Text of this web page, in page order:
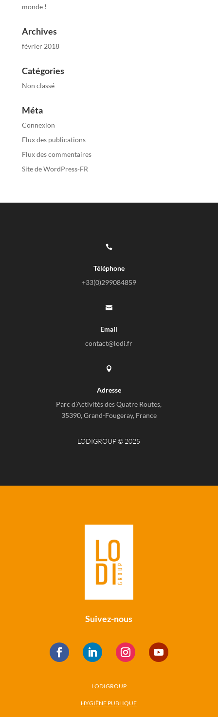
monde !
Archives
février 2018
Catégories
Non classé
Méta
Connexion
Flux des publications
Flux des commentaires
Site de WordPress-FR

Téléphone
+33(0)299084859

Email
contact@lodi.fr

Adresse
Parc d’Activités des Quatre Routes,
35390, Grand-Fougeray, France
LODIGROUP © 2025
Suivez-nous
LODIGROUP
HYGIÈNE PUBLIQUE